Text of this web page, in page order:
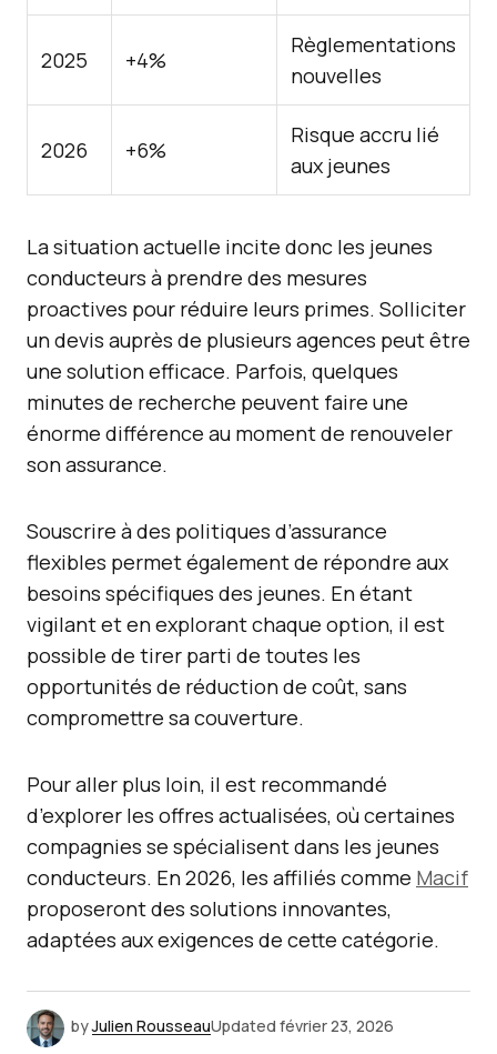
2025 +4%
Règlementations
nouvelles
2026 +6%
Risque accru lié
aux jeunes
La situation actuelle incite donc les jeunes
conducteurs à prendre des mesures
proactives pour réduire leurs primes. Solliciter
un devis auprès de plusieurs agences peut être
une solution efficace. Parfois, quelques
minutes de recherche peuvent faire une
énorme différence au moment de renouveler
son assurance.
Souscrire à des politiques d’assurance
flexibles permet également de répondre aux
besoins spécifiques des jeunes. En étant
vigilant et en explorant chaque option, il est
possible de tirer parti de toutes les
opportunités de réduction de coût, sans
compromettre sa couverture.
Pour aller plus loin, il est recommandé
d’explorer les offres actualisées, où certaines
compagnies se spécialisent dans les jeunes
conducteurs. En 2026, les affiliés comme Macif
proposeront des solutions innovantes,
adaptées aux exigences de cette catégorie.
byJulien RousseauUpdated février 23, 2026